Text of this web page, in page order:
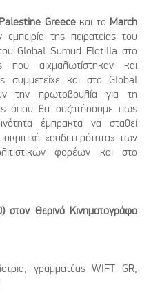
Greeceκαι το March
της πειρατείας του
Global Sumud Flotilla στο
που αιχμαλωτίστηκαν και
συμμετείχε και στο Global
την πρωτοβουλία για τη
όπου θα συζητήσουμε πως
έμπρακτα να σταθεί
«ουδετερότητα» των
φορέων και στο
Θερινό Κινηματογράφο
γραμματέας WIFT GR,